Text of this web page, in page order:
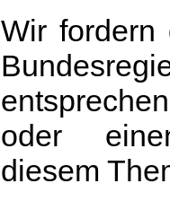
Wir fordern
oder
diesem